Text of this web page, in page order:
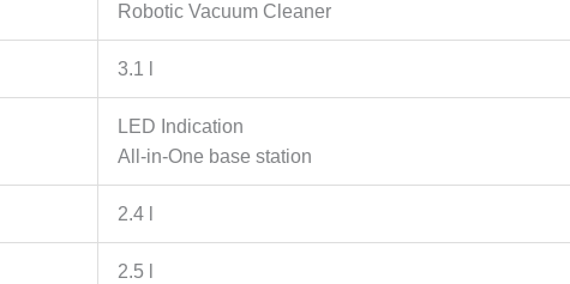
Robotic Vacuum Cleaner
3.1 l
LED Indication
All-in-One base station
2.4 l
2.5 l